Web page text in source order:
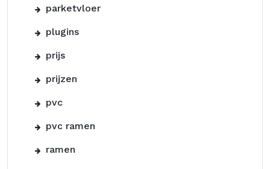
parketvloer
plugins
prijs
prijzen
pvc
pvc ramen
ramen